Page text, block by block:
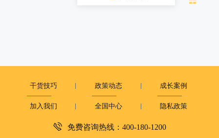
干货技巧 政策动态 成长案例
加入我们 全国中心 隐私政策
深圳市复米健康科技有限公司
免费咨询热线：400-180-1200